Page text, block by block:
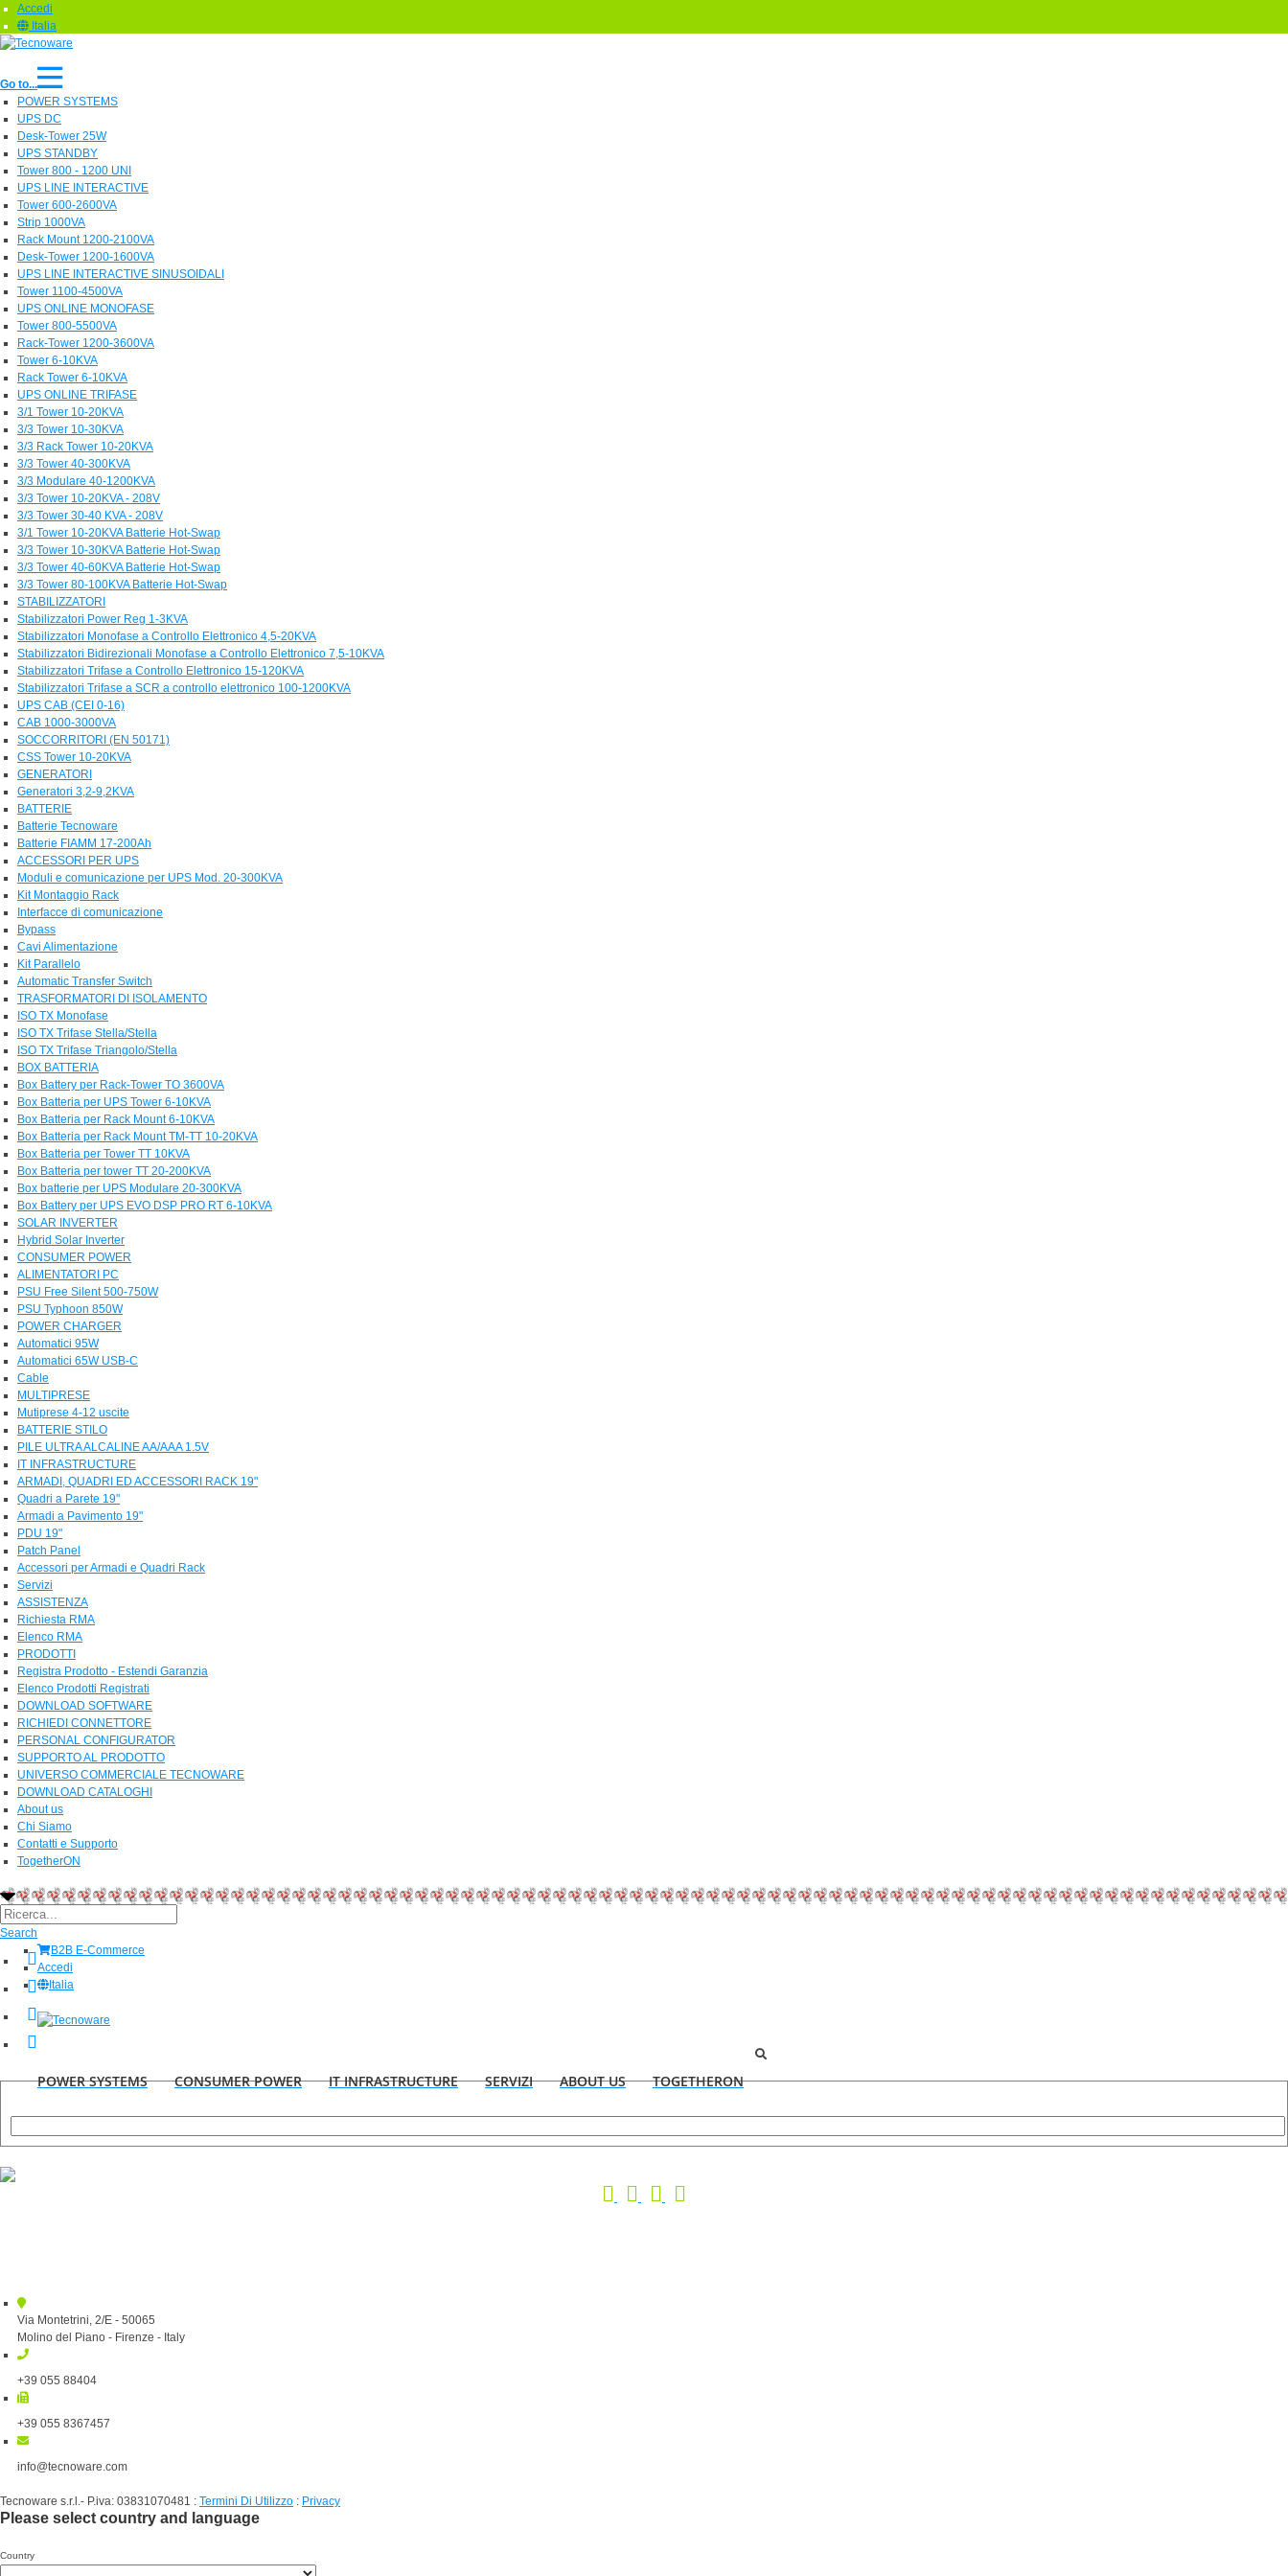
Accedi
Italia
Go to...
POWER SYSTEMS
UPS DC
Desk-Tower 25W
UPS STANDBY
Tower 800 - 1200 UNI
UPS LINE INTERACTIVE
Tower 600-2600VA
Strip 1000VA
Rack Mount 1200-2100VA
Desk-Tower 1200-1600VA
UPS LINE INTERACTIVE SINUSOIDALI
Tower 1100-4500VA
UPS ONLINE MONOFASE
Tower 800-5500VA
Rack-Tower 1200-3600VA
Tower 6-10KVA
Rack Tower 6-10KVA
UPS ONLINE TRIFASE
3/1 Tower 10-20KVA
3/3 Tower 10-30KVA
3/3 Rack Tower 10-20KVA
3/3 Tower 40-300KVA
3/3 Modulare 40-1200KVA
3/3 Tower 10-20KVA - 208V
3/3 Tower 30-40 KVA - 208V
3/1 Tower 10-20KVA Batterie Hot-Swap
3/3 Tower 10-30KVA Batterie Hot-Swap
3/3 Tower 40-60KVA Batterie Hot-Swap
3/3 Tower 80-100KVA Batterie Hot-Swap
STABILIZZATORI
Stabilizzatori Power Reg 1-3KVA
Stabilizzatori Monofase a Controllo Elettronico 4,5-20KVA
Stabilizzatori Bidirezionali Monofase a Controllo Elettronico 7,5-10KVA
Stabilizzatori Trifase a Controllo Elettronico 15-120KVA
Stabilizzatori Trifase a SCR a controllo elettronico 100-1200KVA
UPS CAB (CEI 0-16)
CAB 1000-3000VA
SOCCORRITORI (EN 50171)
CSS Tower 10-20KVA
GENERATORI
Generatori 3,2-9,2KVA
BATTERIE
Batterie Tecnoware
Batterie FIAMM 17-200Ah
ACCESSORI PER UPS
Moduli e comunicazione per UPS Mod. 20-300KVA
Kit Montaggio Rack
Interfacce di comunicazione
Bypass
Cavi Alimentazione
Kit Parallelo
Automatic Transfer Switch
TRASFORMATORI DI ISOLAMENTO
ISO TX Monofase
ISO TX Trifase Stella/Stella
ISO TX Trifase Triangolo/Stella
BOX BATTERIA
Box Battery per Rack-Tower TO 3600VA
Box Batteria per UPS Tower 6-10KVA
Box Batteria per Rack Mount 6-10KVA
Box Batteria per Rack Mount TM-TT 10-20KVA
Box Batteria per Tower TT 10KVA
Box Batteria per tower TT 20-200KVA
Box batterie per UPS Modulare 20-300KVA
Box Battery per UPS EVO DSP PRO RT 6-10KVA
SOLAR INVERTER
Hybrid Solar Inverter
CONSUMER POWER
ALIMENTATORI PC
PSU Free Silent 500-750W
PSU Typhoon 850W
POWER CHARGER
Automatici 95W
Automatici 65W USB-C
Cable
MULTIPRESE
Mutiprese 4-12 uscite
BATTERIE STILO
PILE ULTRA ALCALINE AA/AAA 1.5V
IT INFRASTRUCTURE
ARMADI, QUADRI ED ACCESSORI RACK 19"
Quadri a Parete 19"
Armadi a Pavimento 19"
PDU 19"
Patch Panel
Accessori per Armadi e Quadri Rack
Servizi
ASSISTENZA
Richiesta RMA
Elenco RMA
PRODOTTI
Registra Prodotto - Estendi Garanzia
Elenco Prodotti Registrati
DOWNLOAD SOFTWARE
RICHIEDI CONNETTORE
PERSONAL CONFIGURATOR
SUPPORTO AL PRODOTTO
UNIVERSO COMMERCIALE TECNOWARE
DOWNLOAD CATALOGHI
About us
Chi Siamo
Contatti e Supporto
TogetherON
Search
B2B E-Commerce
Accedi
Italia
POWER SYSTEMS CONSUMER POWER IT INFRASTRUCTURE SERVIZI ABOUT US TOGETHERON
Via Montetrini, 2/E - 50065
Molino del Piano - Firenze - Italy
+39 055 88404
+39 055 8367457
info@tecnoware.com
Tecnoware s.r.l.- P.iva: 03831070481 : Termini Di Utilizzo : Privacy
Please select country and language
Country